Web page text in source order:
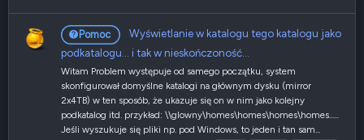
Pomoc
Wyświetlanie w katalogu tego katalogu jako
podkatalogu... i tak w nieskończoność...
Witam Problem występuje od samego początku, system
skonfigurował domyślne katalogi na głównym dysku (mirror
2x4TB) w ten sposób, że ukazuje się on w nim jako kolejny
podkatalog itd. przykład: \\glowny\homes\homes\homes\homes......
Jeśli wyszukuje się pliki np. pod Windows, to jeden i tan sam...